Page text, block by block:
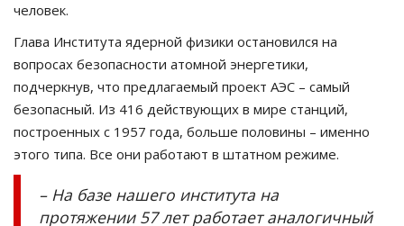
человек.
Глава Института ядерной физики остановился на
вопросах безопасности атомной энергетики,
подчеркнув, что предлагаемый проект АЭС – самый
безопасный. Из 416 действующих в мире станций,
построенных с 1957 года, больше половины – именно
этого типа. Все они работают в штатном режиме.
– На базе нашего института на
протяжении 57 лет работает аналогичный